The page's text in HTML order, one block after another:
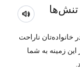
خانواده‌تان ناراحت
زمینه به شما